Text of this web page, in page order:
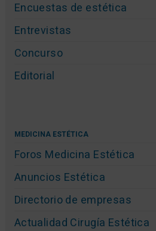
Encuestas de estética
Entrevistas
Concurso
Editorial
MEDICINA ESTÉTICA
Foros Medicina Estética
Anuncios Estética
Directorio de empresas
Actualidad Cirugía Estética